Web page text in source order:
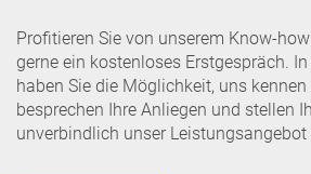
Profitieren Sie von unserem Know-
gerne ein kostenloses Erstgespräch.
haben Sie die Möglichkeit, uns
besprechen Ihre Anliegen und stellen
unverbindlich unser Leistungsangebot